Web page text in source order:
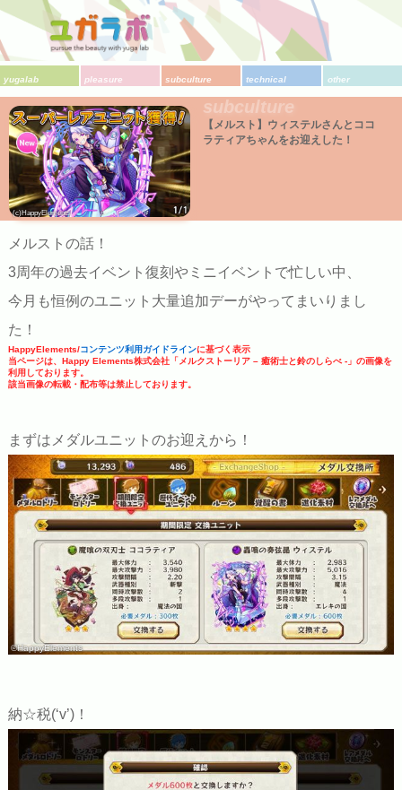
yugalab pleasure subculture technical other
(c)HappyElements
subculture
【メルスト】ウィステルさんとココ
ラティアちゃんをお迎えした！
メルストの話！
3周年の過去イベント復刻やミニイベントで忙しい中、
今月も恒例のユニット大量追加デーがやってまいりまし
た！
HappyElements/コンテンツ利用ガイドラインに基づく表示
当ページは、Happy Elements株式会社「メルクストーリア – 癒術士と鈴のしらべ -」の画像を
利用しております。
該当画像の転載・配布等は禁止しております。
まずはメダルユニットのお迎えから！
©HappyElements
納☆税(‘v’)！